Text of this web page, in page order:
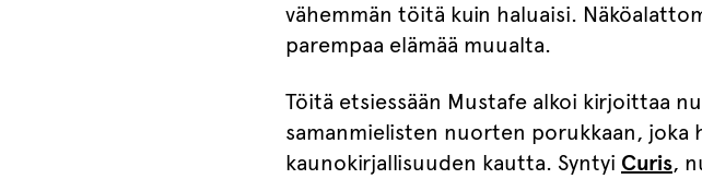
vähemmän töitä kuin haluaisi.
parempaa elämää muualta.
Töitä etsiessään Mustafe alkoi kirjoittaa
samanmielisten nuorten porukkaan, joka
kaunokirjallisuuden kautta. Syntyi Curis,